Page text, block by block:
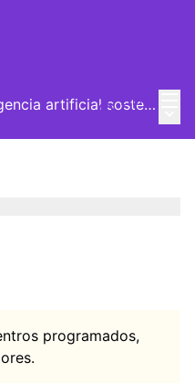
EntraDe la huella digital a la inteligencia artificial sostenible
programados,